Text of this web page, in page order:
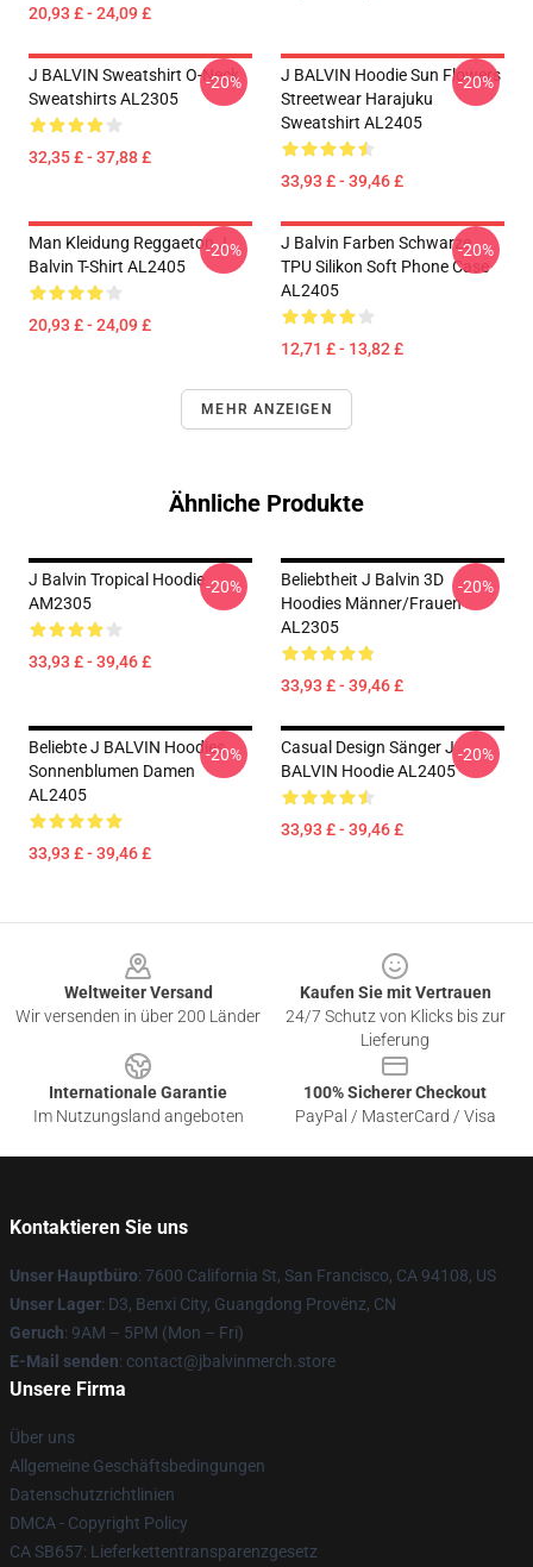
20,93 £ - 24,09 £
J BALVIN Sweatshirt O-Neck
Sweatshirts AL2305
32,35 £ - 37,88 £
-20%
J BALVIN Hoodie Sun Flowers
Streetwear Harajuku
Sweatshirt AL2405
33,93 £ - 39,46 £
-20%
Man Kleidung Reggaeton J
Balvin T-Shirt AL2405
20,93 £ - 24,09 £
-20%
J Balvin Farben Schwarze
TPU Silikon Soft Phone Case
AL2405
12,71 £ - 13,82 £
-20%
MEHR ANZEIGEN
Ähnliche Produkte
J Balvin Tropical Hoodie
AM2305
33,93 £ - 39,46 £
-20%
Beliebtheit J Balvin 3D
Hoodies Männer/Frauen
AL2305
33,93 £ - 39,46 £
-20%
Beliebte J BALVIN Hoodies
Sonnenblumen Damen
AL2405
33,93 £ - 39,46 £
-20%
Casual Design Sänger J
BALVIN Hoodie AL2405
33,93 £ - 39,46 £
-20%
Weltweiter Versand
Wir versenden in über 200 Länder
Kaufen Sie mit Vertrauen
24/7 Schutz von Klicks bis zur
Lieferung
Internationale Garantie
Im Nutzungsland angeboten
100% Sicherer Checkout
PayPal / MasterCard / Visa
Kontaktieren Sie uns
Unser Hauptbüro: 7600 California St, San Francisco, CA 94108, US
Unser Lager: D3, Benxi City, Guangdong Provënz, CN
Geruch: 9AM – 5PM (Mon – Fri)
E-Mail senden: contact@jbalvinmerch.store
Unsere Firma
Über uns
Allgemeine Geschäftsbedingungen
Datenschutzrichtlinien
DMCA - Copyright Policy
CA SB657: Lieferkettentransparenzgesetz